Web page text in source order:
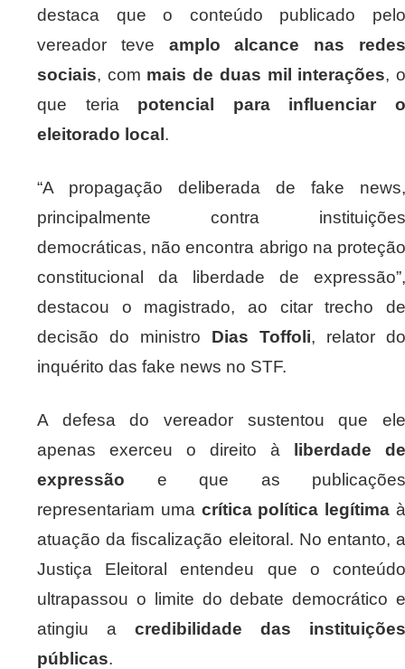
destaca que o conteúdo publicado pelo
vereador teve amplo alcance nas
sociais, com mais de duas mil interações,
que teria potencial para influenciar
eleitorado local .
“A propagação deliberada de fake news,
principalmente contra instituições
democráticas, não encontra abrigo na proteção
constitucional da liberdade de expressão”,
destacou o magistrado, ao citar trecho de
decisão do ministro Dias Toffoli, relator do
inquérito das fake news no STF.
A defesa do vereador sustentou que ele
apenas exerceu o direito à
liberdade de
expressão e que as publicações
representariam uma crítica política legítima
atuação da fiscalização eleitoral. No entanto, a
Justiça Eleitoral entendeu que o conteúdo
ultrapassou o limite do debate democrático e
atingiu a credibilidade das instituições
públicas.